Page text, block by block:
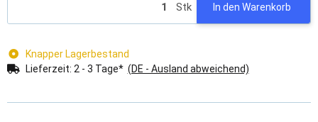
Stk In den Warenkorb
Knapper Lagerbestand
Lieferzeit: 2 - 3 Tage* (DE - Ausland abweichend)